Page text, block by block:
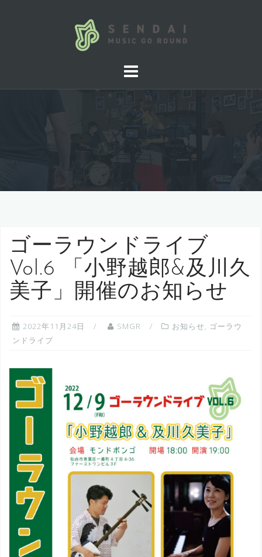
ゴーラウンドライブ
Vol.6 「小野越郎&及川久
美子」開催のお知らせ
2022年11月24日 SMGR お知らせ, ゴーラウ
ンドライブ